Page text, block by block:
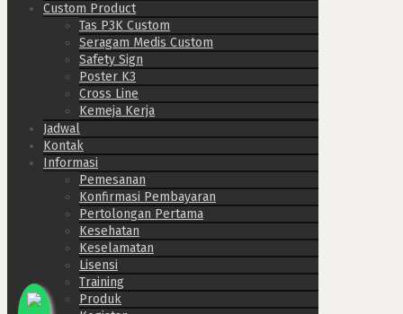
Kami akan menjawab pertanyaan Anda.
Silakan chat dengan salah satu Marketing
Custom Product
Tas P3K Custom
Seragam Medis Custom
Safety Sign
Poster K3
Cross Line
Kemeja Kerja
Jadwal
Kontak
Informasi
Pemesanan
Konfirmasi Pembayaran
Pertolongan Pertama
Kesehatan
Keselamatan
Lisensi
Training
Produk